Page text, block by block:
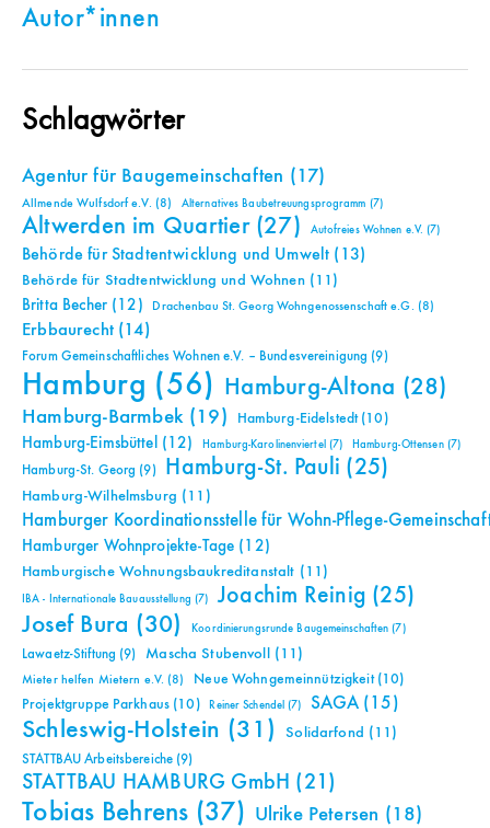
Autor*innen
Schlagwörter
Agentur für Baugemeinschaften (17)
Allmende Wulfsdorf e.V. (8) Alternatives Baubetreuungsprogramm (7)
Altwerden im Quartier(27) Autofreies Wohnen e.V. (7)
Behörde für Stadtentwicklung und Umwelt (13)
Behörde für Stadtentwicklung und Wohnen(11)
Britta Becher(12) Drachenbau St. Georg Wohngenossenschaft e.G. (8)
Erbbaurecht(14)
Forum Gemeinschaftliches Wohnen e.V. – Bundesvereinigung (9)
Hamburg (56) Hamburg-Altona (28)
Hamburg-Barmbek(19) Hamburg-Eidelstedt(10)
Hamburg-Eimsbüttel (12) Hamburg-Karolinenviertel (7) Hamburg-Ottensen(7)
Hamburg-St. Georg (9) Hamburg-St. Pauli (25)
Hamburg-Wilhelmsburg (11)
Hamburger Koordinationsstelle für Wohn-Pflege-
Hamburger Wohnprojekte-Tage (12)
Hamburgische Wohnungsbaukreditanstalt (11)
IBA - Internationale Bauausstellung (7) Joachim Reinig (25)
Josef Bura (30) Koordinierungsrunde Baugemeinschaften (7)
Lawaetz-Stiftung (9) Mascha Stubenvoll (11)
Mieter helfen Mietern e.V. (8) Neue Wohngemeinnützigkeit(10)
Projektgruppe Parkhaus (10) Reiner Schendel (7) SAGA(15)
Schleswig-Holstein (31) Solidarfond (11)
STATTBAU Arbeitsbereiche (9)
STATTBAU HAMBURG GmbH (21)
Tobias Behrens (37) Ulrike Petersen (18)